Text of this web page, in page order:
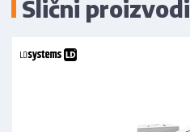
Slični proizvodi